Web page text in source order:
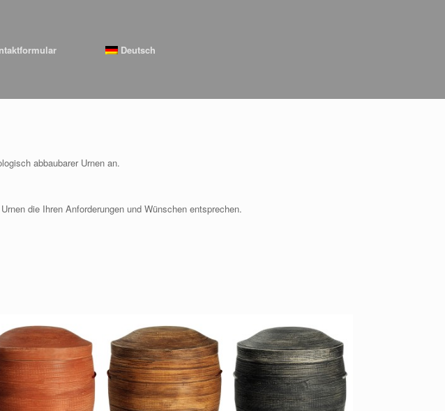
Deutsch
abbaubarer Urnen an.
die Ihren Anforderungen und Wünschen entsprechen.